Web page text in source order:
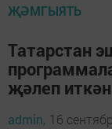
ҖӘМГЫЯТЬ
Татарстан
җәлеп иткән
admin, 16